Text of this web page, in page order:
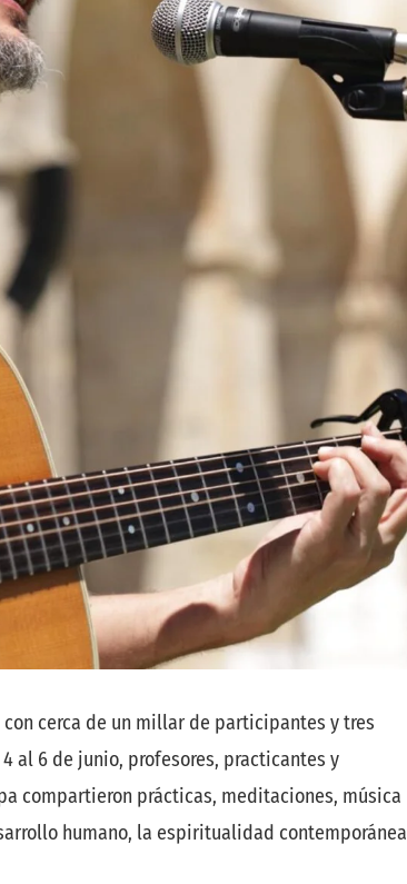
con cerca de un millar de participantes y tres
al 6 de junio, profesores, practicantes y
compartieron prácticas, meditaciones, música
humano, la espiritualidad contemporánea